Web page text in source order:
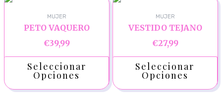
MUJER
PETO VAQUERO
€39,99
Seleccionar
Opciones
MUJER
VESTIDO TEJANO
€27,99
Seleccionar
Opciones